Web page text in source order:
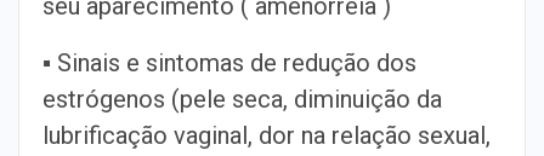
seu aparecimento ( amenorreia )
▪ Sinais e sintomas de redução dos
estrógenos (pele seca, diminuição da
lubrificação vaginal, dor na relação sexual,